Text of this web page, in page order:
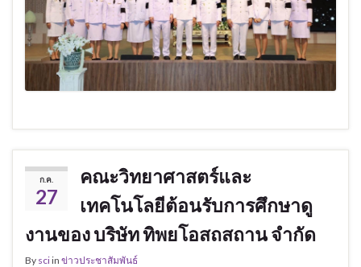
ก.ค.
27
คณะวิทยาศาสตร์และ
เทคโนโลยีต้อนรับการศึกษาดู
งานของ บริษัท ทิพยโอสถสถาน จำกัด
By sciin ข่าวประชาสัมพันธ์